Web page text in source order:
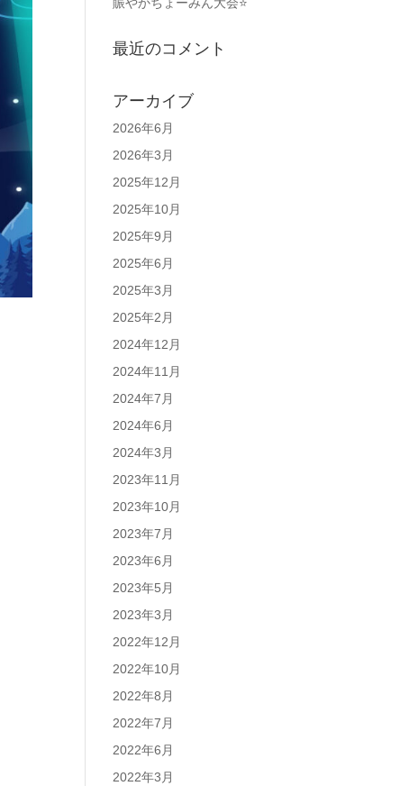
最近のコメント
アーカイブ
2026年6月
2026年3月
2025年12月
2025年10月
2025年9月
2025年6月
2025年3月
2025年2月
2024年12月
2024年11月
2024年7月
2024年6月
2024年3月
2023年11月
2023年10月
2023年7月
2023年6月
2023年5月
2023年3月
2022年12月
2022年10月
2022年8月
2022年7月
2022年6月
2022年3月